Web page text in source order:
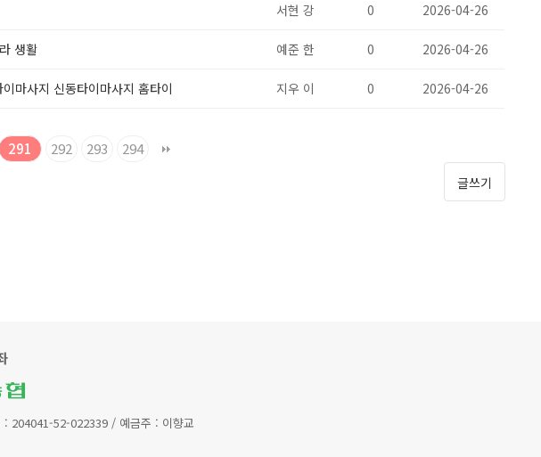
서현 강 0 2026-04-26
생활 예준 한 0 2026-04-26
마사지 신동타이마사지 홈타이 지우 이 0 2026-04-26
291 292 293 294
글쓰기
: 204041-52-022339 / 예금주 : 이향교